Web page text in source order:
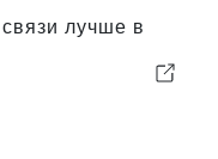
лучше в